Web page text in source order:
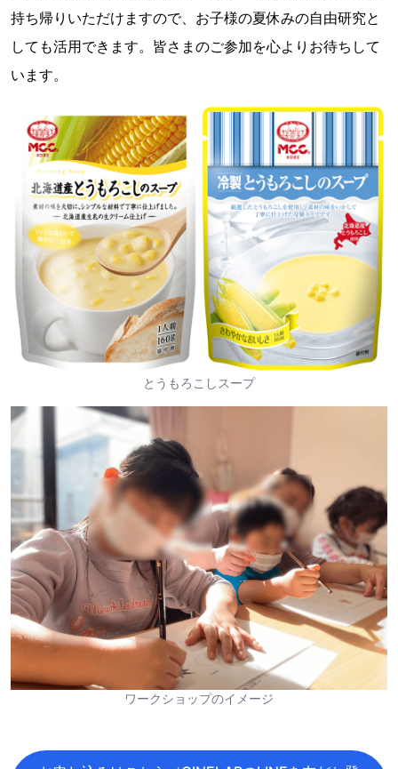
持ち帰りいただけますので、お子様の夏休みの自由研究と
しても活用できます。皆さまのご参加を心よりお待ちして
います。
とうもろこしスープ
ワークショップのイメージ